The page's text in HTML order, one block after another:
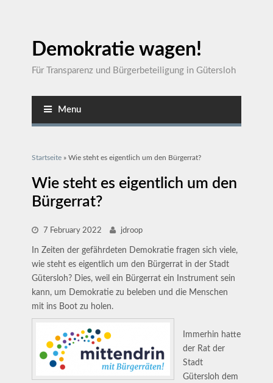
Demokratie wagen!
Für Transparenz und Bürgerbeteiligung in Gütersloh
Menu
Sie sind hier
Startseite » Wie steht es eigentlich um den Bürgerrat?
Wie steht es eigentlich um den
Bürgerrat?
7 February 2022 jdroop
In Zeiten der gefährdeten Demokratie fragen sich viele,
wie steht es eigentlich um den Bürgerrat in der Stadt
Gütersloh? Dies, weil ein Bürgerrat ein Instrument sein
kann, um Demokratie zu beleben und die Menschen
mit ins Boot zu holen.
Immerhin hatte
der Rat der
Stadt
Gütersloh dem